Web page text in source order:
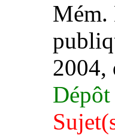
Mém.
2004,
Dépôt